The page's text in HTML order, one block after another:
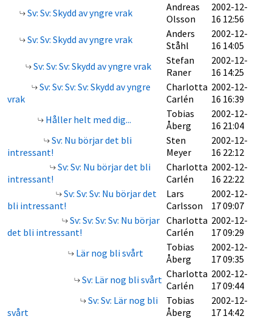
Sv: Sv: Skydd av yngre vrak
Andreas
Olsson
2002-12-
16 12:56
Sv: Sv: Skydd av yngre vrak
Anders
Ståhl
2002-12-
16 14:05
Sv: Sv: Sv: Skydd av yngre vrak
Stefan
Raner
2002-12-
16 14:25
Sv: Sv: Sv: Sv: Skydd av yngre
vrak
Charlotta
Carlén
2002-12-
16 16:39
Håller helt med dig...
Tobias
Åberg
2002-12-
16 21:04
Sv: Nu börjar det bli
intressant!
Sten
Meyer
2002-12-
16 22:12
Sv: Sv: Nu börjar det bli
intressant!
Charlotta
Carlén
2002-12-
16 22:22
Sv: Sv: Sv: Nu börjar det
bli intressant!
Lars
Carlsson
2002-12-
17 09:07
Sv: Sv: Sv: Sv: Nu börjar
det bli intressant!
Charlotta
Carlén
2002-12-
17 09:29
Lär nog bli svårt
Tobias
Åberg
2002-12-
17 09:35
Sv: Lär nog bli svårt Charlotta
Carlén
2002-12-
17 09:44
Sv: Sv: Lär nog bli
svårt
Tobias
Åberg
2002-12-
17 14:42